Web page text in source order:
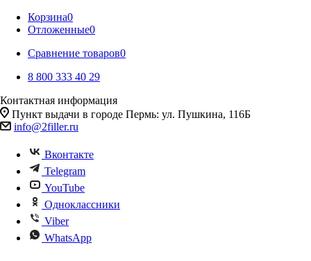
Корзина0
Отложенные0
Сравнение товаров0
8 800 333 40 29
Контактная информация
Пункт выдачи в городе Пермь: ул. Пушкина, 116Б
info@2filler.ru
Вконтакте
Telegram
YouTube
Одноклассники
Viber
WhatsApp